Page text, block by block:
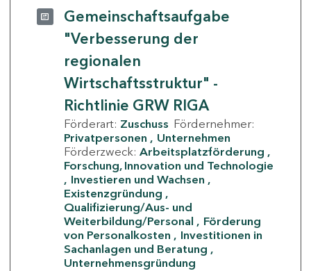
Gemeinschaftsaufgabe
"Verbesserung der
regionalen
Wirtschaftsstruktur" -
Richtlinie GRW RIGA
Förderart: Zuschuss Fördernehmer:
Privatpersonen
Unternehmen
Förderzweck: Arbeitsplatzförderung
Forschung, Innovation und Technologie
Investieren und Wachsen
Existenzgründung
Qualifizierung/Aus- und
Weiterbildung/Personal
Förderung
von Personalkosten
Investitionen in
Sachanlagen und Beratung
Unternehmensgründung